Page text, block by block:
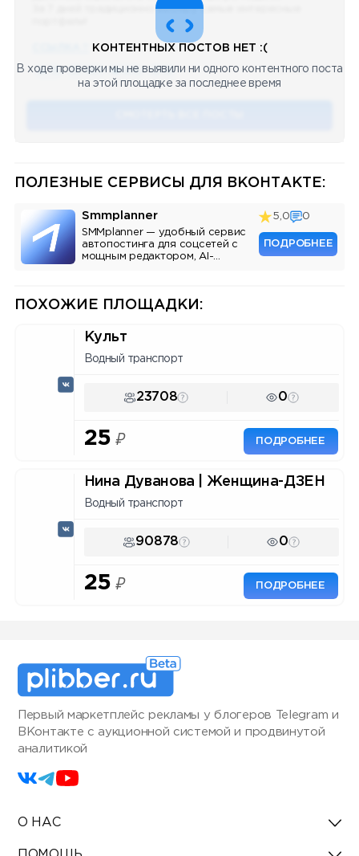
За 7 дней традиционно выберу самые интересные
🔥 75 👍🏻 487 ❤️ 875 🥴 19 12.4k 12:45
КОНТЕНТНЫХ ПОСТОВ НЕТ :(
В ходе проверки мы не выявили ни одного контентного поста
на этой площадке за последнее время
ПОЛЕЗНЫЕ СЕРВИСЫ ДЛЯ ВКОНТАКТЕ:
Smmplanner
SMMplanner — удобный сервис
автопостинга для соцсетей с
мощным редактором, AI-
5,0 0
ПОДРОБНЕЕ
ПОХОЖИЕ ПЛОЩАДКИ:
Культ
Водный транспорт
23708 0
25 ₽ ПОДРОБНЕЕ
Нина Дуванова | Женщина-ДЗЕН
Водный транспорт
90878 0
25 ₽ ПОДРОБНЕЕ
Первый маркетплейс рекламы у блогеров Telegram и
ВКонтакте с аукционной системой и продвинутой
аналитикой
О НАС